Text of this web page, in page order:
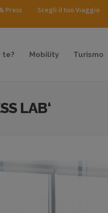
Press Scegli il tuo Viaggio
te? Mobility Turismo
LAB‘